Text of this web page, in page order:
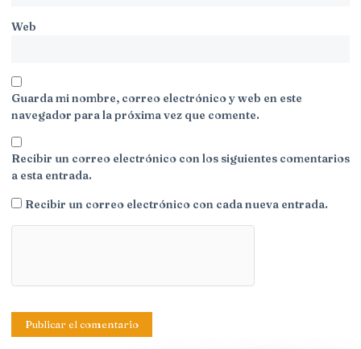
Web
Guarda mi nombre, correo electrónico y web en este
navegador para la próxima vez que comente.
Recibir un correo electrónico con los siguientes comentarios
a esta entrada.
Recibir un correo electrónico con cada nueva entrada.